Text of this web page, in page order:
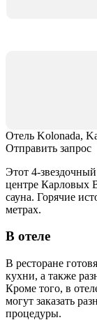
Отель Kolonada,
Отправить запрос
Этот 4-
центре Карловых
сауна. Горячие
метрах.
В отеле
В ресторане
кухни, а также
Кроме того, в
могут заказать
процедуры.